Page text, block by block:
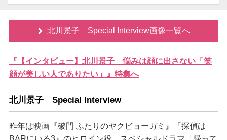
北川景子 Special Interview画像一覧へ
『【インタビュー】北川景子 悩みは顔に出さない「笑
顔が美しい人でありたい」』特集へ
北川景子 Special Interview
昨年は映画『破門 ふたりのヤクビョーガミ』『探偵は